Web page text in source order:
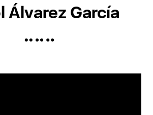
Álvarez García